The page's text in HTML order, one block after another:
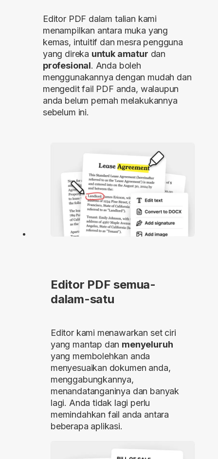
Editor PDF dalam talian kami
menampilkan antara muka yang
kemas, intuitif dan mesra pengguna
yang direka untuk amatur dan
profesional. Anda boleh
menggunakannya dengan mudah dan
mengedit fail PDF anda, walaupun
anda belum pernah melakukannya
sebelum ini.
Editor PDF semua-
dalam-satu
Editor kami menawarkan set ciri
yang mantap dan menyeluruh
yang membolehkan anda
menyesuaikan dokumen anda,
menggabungkannya,
menandatanganinya dan banyak
lagi. Anda tidak lagi perlu
memindahkan fail anda antara
beberapa aplikasi.